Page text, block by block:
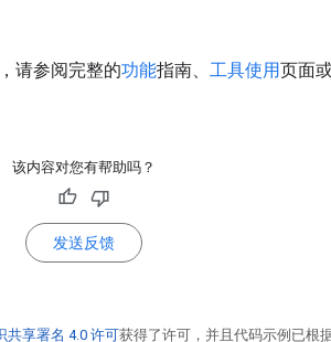
请参阅完整的功能指南、 工具使用页面
该内容对您有帮助吗？
发送反馈
共享署名 4.0 许可获得了许可，并且代码示例已根